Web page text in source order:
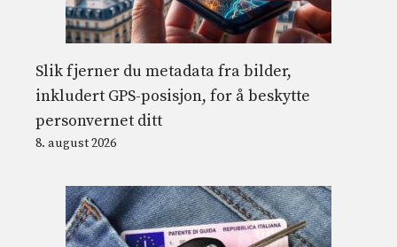
Slik fjerner du metadata fra bilder,
inkludert GPS-posisjon, for å beskytte
personvernet ditt
8. august 2026